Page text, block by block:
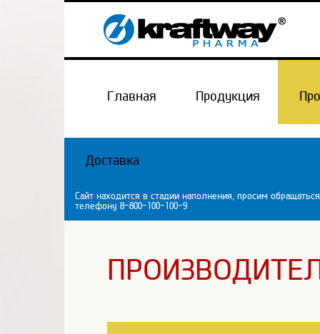
Главная Продукция
Доставка
Сайт находится в стадии наполнения, просим
телефону 8-800-100-100-9